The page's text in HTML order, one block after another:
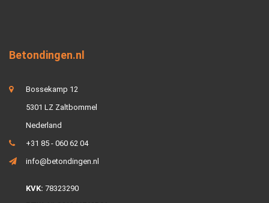
Betondingen.nl
Bossekamp 12
5301 LZ Zaltbommel
Nederland
+31 85 - 060 62 04
info@betondingen.nl
KVK: 78323290